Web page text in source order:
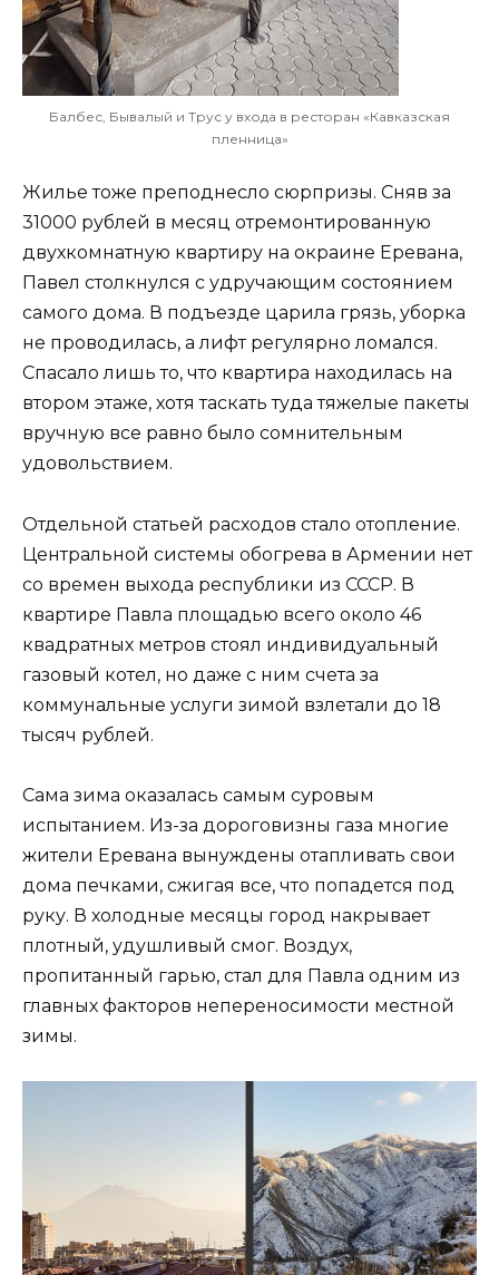
Балбес, Бывалый и Трус у входа в ресторан «Кавказская
пленница»
Жилье тоже преподнесло сюрпризы. Сняв за
31000 рублей в месяц отремонтированную
двухкомнатную квартиру на окраине Еревана,
Павел столкнулся с удручающим состоянием
самого дома. В подъезде царила грязь, уборка
не проводилась, а лифт регулярно ломался.
Спасало лишь то, что квартира находилась на
втором этаже, хотя таскать туда тяжелые пакеты
вручную все равно было сомнительным
удовольствием.
Отдельной статьей расходов стало отопление.
Центральной системы обогрева в Армении нет
со времен выхода республики из СССР. В
квартире Павла площадью всего около 46
квадратных метров стоял индивидуальный
газовый котел, но даже с ним счета за
коммунальные услуги зимой взлетали до 18
тысяч рублей.
Сама зима оказалась самым суровым
испытанием. Из-за дороговизны газа многие
жители Еревана вынуждены отапливать свои
дома печками, сжигая все, что попадется под
руку. В холодные месяцы город накрывает
плотный, удушливый смог. Воздух,
пропитанный гарью, стал для Павла одним из
главных факторов непереносимости местной
зимы.